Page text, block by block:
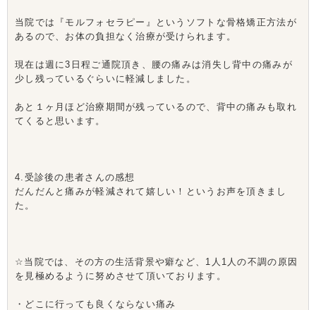
当院では『モルフォセラピー』というソフトな骨格矯正方法が
あるので、お体の負担なく治療が受けられます。
現在は週に3日程ご通院頂き、腰の痛みは消失し背中の痛みが
少し残っているぐらいに軽減しました。
あと１ヶ月ほど治療期間が残っているので、背中の痛みも取れ
てくると思います。
4.受診後の患者さんの感想
だんだんと痛みが軽減されて嬉しい！というお声を頂きまし
た。
☆当院では、その方の生活背景や癖など、1人1人の不調の原因
を見極めるように努めさせて頂いております。
・どこに行っても良くならない痛み